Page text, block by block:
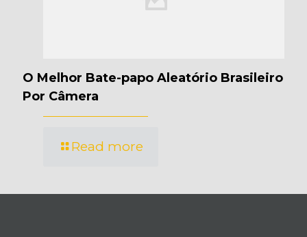
O Melhor Bate-papo Aleatório Brasileiro
Por Câmera
Read more